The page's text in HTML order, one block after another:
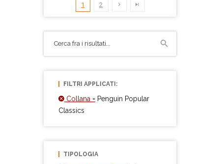
1 2
FILTRI APPLICATI:
Collana = Penguin Popular
Classics
TIPOLOGIA